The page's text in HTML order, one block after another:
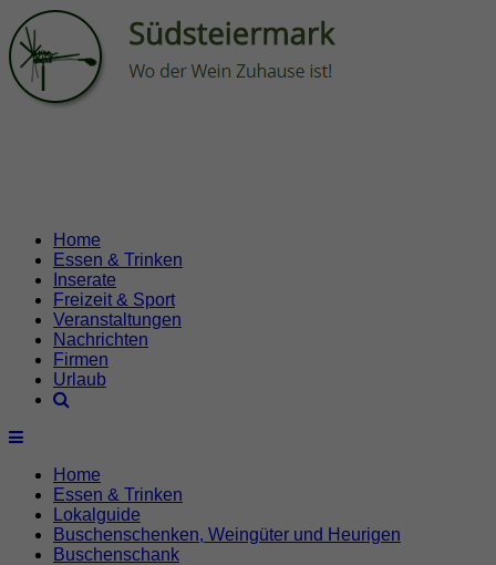
Home
Essen & Trinken
Inserate
Freizeit & Sport
Veranstaltungen
Nachrichten
Firmen
Urlaub
Home
Essen & Trinken
Lokalguide
Buschenschenken, Weingüter und Heurigen
Buschenschank